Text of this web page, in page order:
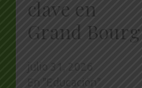
clave en
Grand Bourg